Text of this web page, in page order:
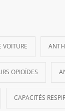
VOITURE ANTI-
OPIOÏDES
CAPACITÉS